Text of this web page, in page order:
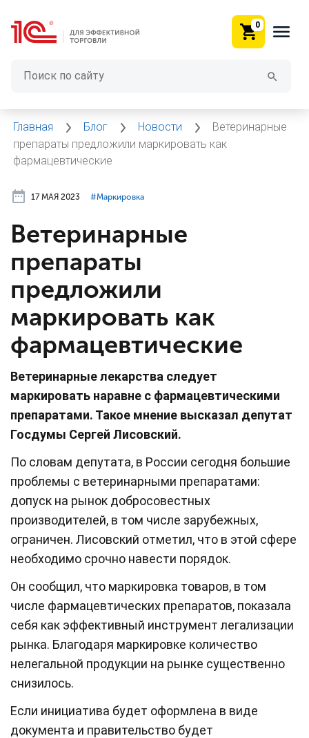
0
Главная Блог Новости
Ветеринарные
препараты предложили маркировать как
фармацевтические
17 МАЯ 2023 #⁣Маркировка
Ветеринарные
препараты
предложили
маркировать как
фармацевтические
Ветеринарные лекарства следует
маркировать наравне с фармацевтическими
препаратами. Такое мнение высказал депутат
Госдумы Сергей Лисовский.
По словам депутата, в России сегодня большие
проблемы с ветеринарными препаратами:
допуск на рынок добросовестных
производителей, в том числе зарубежных,
ограничен. Лисовский отметил, что в этой сфере
необходимо срочно навести порядок.
Он сообщил, что маркировка товаров, в том
числе фармацевтических препаратов, показала
себя как эффективный инструмент легализации
рынка. Благодаря маркировке количество
нелегальной продукции на рынке существенно
снизилось.
Если инициатива будет оформлена в виде
документа и правительство будет